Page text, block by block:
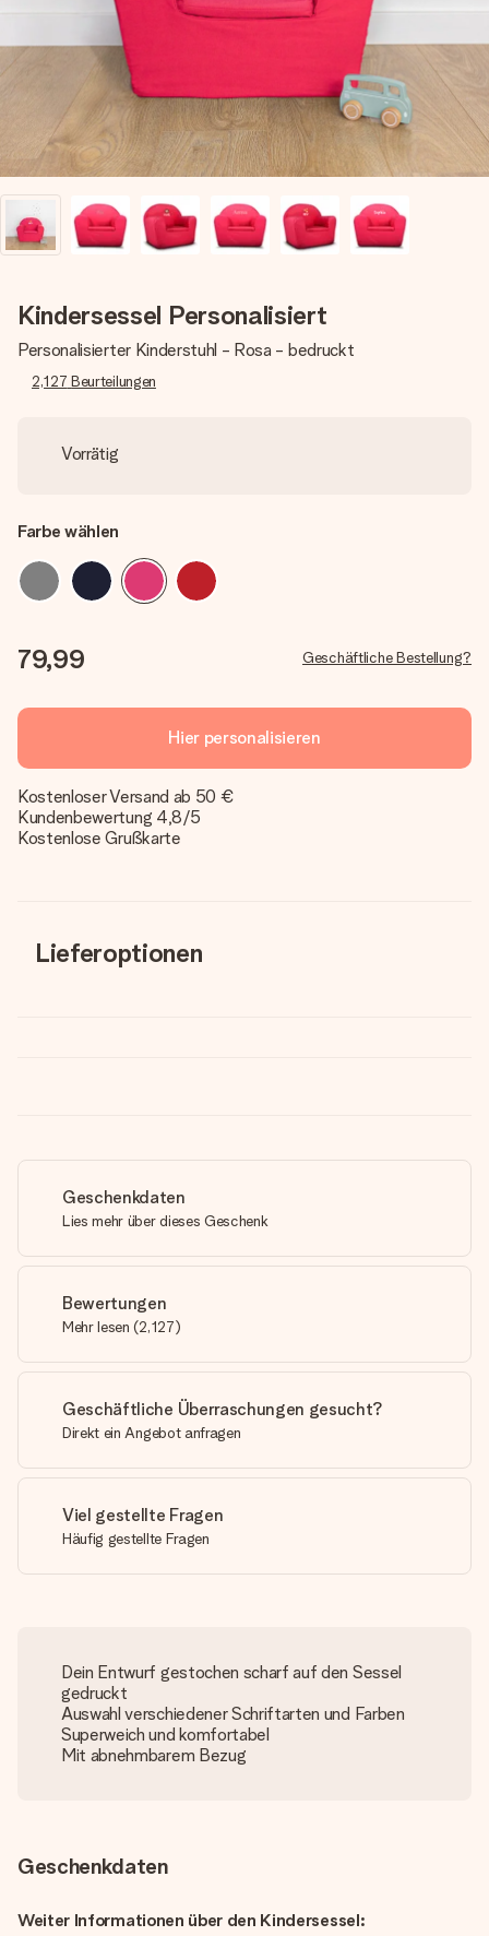
Montag - Freitag : 8:30 - 17:00 Uhr
Samstag - Sonntag : 8:30 - 13:00 Uhr
Kindersessel Personalisiert
Personalisierter Kinderstuhl - Rosa - bedruckt
2,127 Beurteilungen
Vorrätig
Farbe wählen
79,99 Geschäftliche Bestellung?
Hier personalisieren
Kostenloser Versand ab 50 €
Kundenbewertung 4,8/5
Kostenlose Grußkarte
Lieferoptionen
Geschenkdaten
Lies mehr über dieses Geschenk
Bewertungen
Mehr lesen (2,127)
Geschäftliche Überraschungen gesucht?
Direkt ein Angebot anfragen
Viel gestellte Fragen
Häufig gestellte Fragen
Dein Entwurf gestochen scharf auf den Sessel
gedruckt
Auswahl verschiedener Schriftarten und Farben
Superweich und komfortabel
Mit abnehmbarem Bezug
Geschenkdaten
Weiter Informationen über den Kindersessel: